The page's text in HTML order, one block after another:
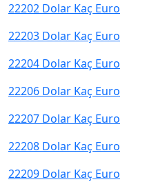
22202 Dolar Kaç Euro
22203 Dolar Kaç Euro
22204 Dolar Kaç Euro
22206 Dolar Kaç Euro
22207 Dolar Kaç Euro
22208 Dolar Kaç Euro
22209 Dolar Kaç Euro